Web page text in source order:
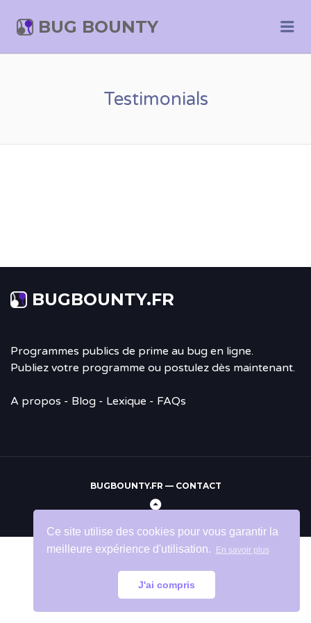
Ce site utilise des cookies pour vous garantir la
meilleure expérience d'utilisation.
En savoir plus
J'ai compris
BUG BOUNTY
Testimonials
BUGBOUNTY.FR
Programmes publics de prime au bug en ligne.
Publiez votre programme ou postulez dès maintenant.
A propos - Blog - Lexique - FAQs
BUGBOUNTY.FR — CONTACT
Retour
en
haut